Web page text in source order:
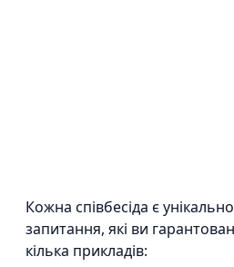
Кожна співбесіда є
запитання, які ви
кілька прикладів: